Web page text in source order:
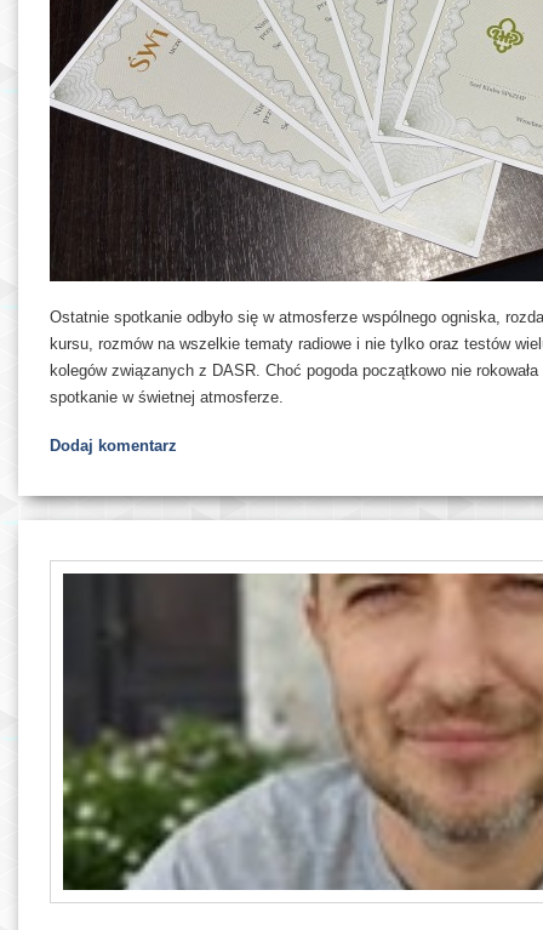
Ostatnie spotkanie odbyło się w atmosferze wspólnego ogniska,
kursu, rozmów na wszelkie tematy radiowe i nie tylko oraz testów
kolegów związanych z DASR. Choć pogoda początkowo nie
spotkanie w świetnej atmosferze.
Dodaj komentarz